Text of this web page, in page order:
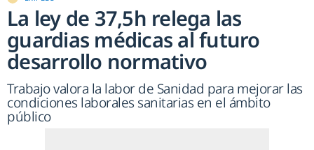
La ley de 37,5h relega las
guardias médicas al futuro
desarrollo normativo
Trabajo valora la labor de Sanidad para mejorar las
condiciones laborales sanitarias en el ámbito
público